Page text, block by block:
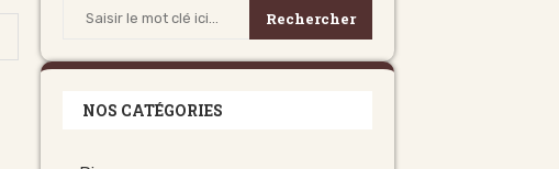
Rechercher
NOS CATÉGORIES